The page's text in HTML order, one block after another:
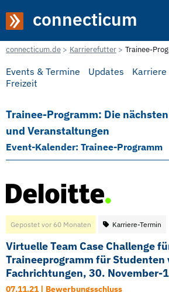
connecticum
connecticum.de Karrierefutter Trainee-
Events & Termine Updates Karriere
Freizeit
Trainee-Programm: Die
und Veranstaltungen
Event-Kalender: Trainee-Programm
Gepostet vor 60 Monaten Karriere-Termin
Virtuelle Team Case Challenge
Traineeprogramm für Studenten
Fachrichtungen, 30. November-
07.11.21 | Bewerbungsschluss